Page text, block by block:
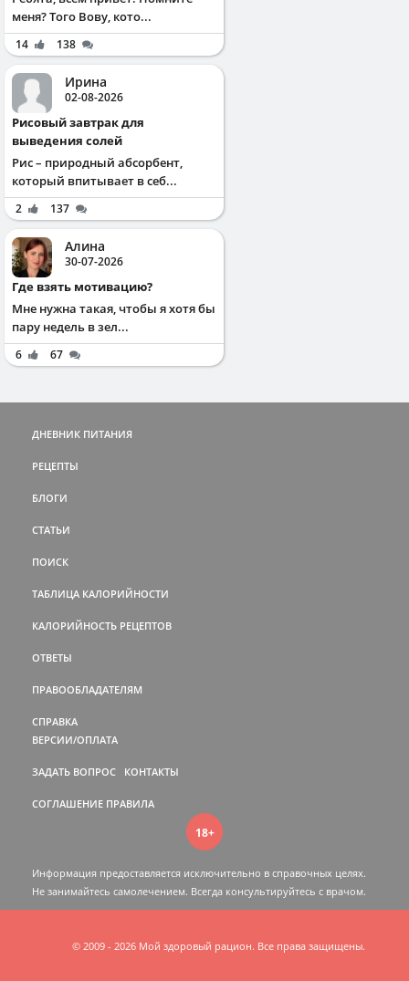
меня? Того Вову, кото...
14 138
Ирина
02-08-2026
Рисовый завтрак для
выведения солей
Рис – природный абсорбент,
который впитывает в себ...
2 137
Алина
30-07-2026
Где взять мотивацию?
Мне нужна такая, чтобы я хотя бы
пару недель в зел...
6 67
ДНЕВНИК ПИТАНИЯ
РЕЦЕПТЫ
БЛОГИ
СТАТЬИ
ПОИСК
ТАБЛИЦА КАЛОРИЙНОСТИ
КАЛОРИЙНОСТЬ РЕЦЕПТОВ
ОТВЕТЫ
ПРАВООБЛАДАТЕЛЯМ
СПРАВКА
ВЕРСИИ/ОПЛАТА
ЗАДАТЬ ВОПРОС КОНТАКТЫ
СОГЛАШЕНИЕ ПРАВИЛА
18+
Информация предоставляется исключительно в справочных целях.
Не занимайтесь самолечением. Всегда консультируйтесь c врачом.
© 2009 - 2026 Мой здоровый рацион. Все права защищены.